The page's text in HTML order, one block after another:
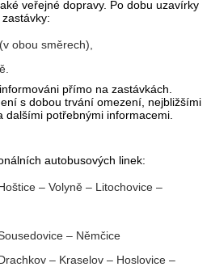
veřejné dopravy. Po dobu uzavírky
obou směrech),
přímo na zastávkách.
s dobou trvání omezení, nejbližšími
dalšími potřebnými informacemi.
autobusových linek:
– Volyně – Litochovice –
– Němčice
– Kraselov – Hoslovice –